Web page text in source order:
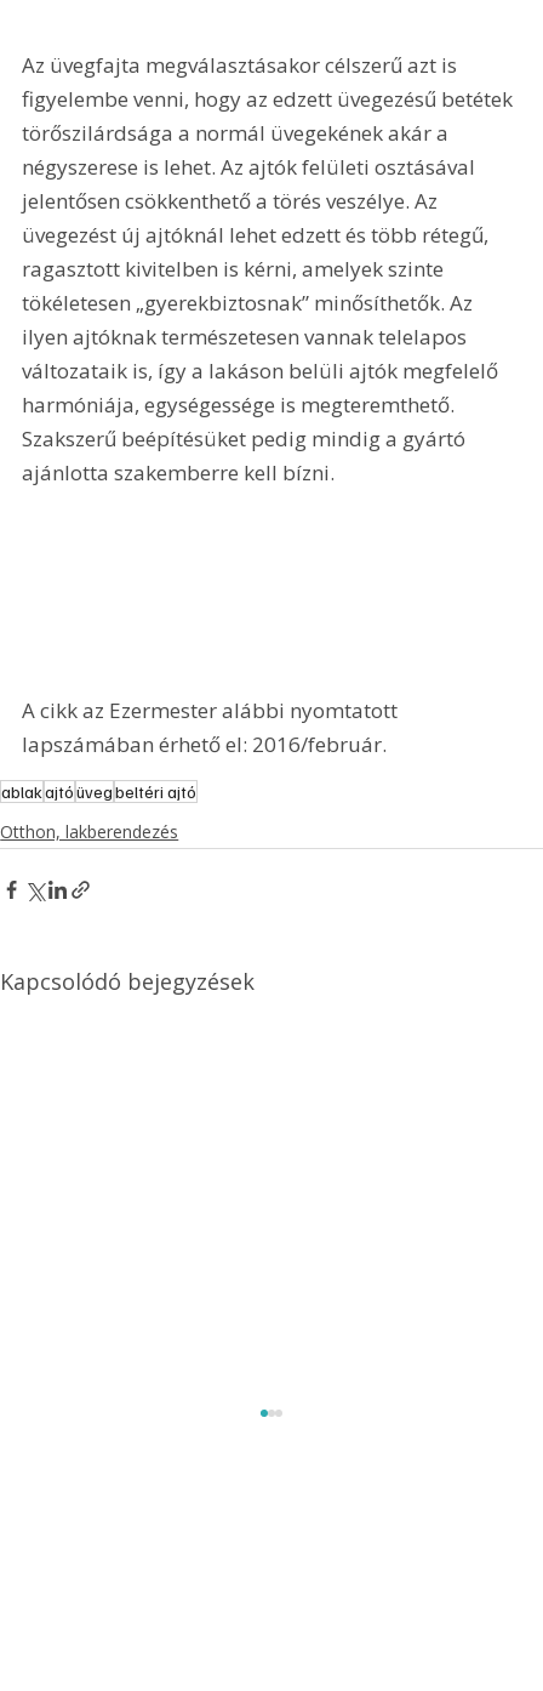
Az üvegfajta megválasztásakor célszerű azt is
figyelembe venni, hogy az edzett üvegezésű betétek
törőszilárdsága a normál üvegekének akár a
négyszerese is lehet. Az ajtók felületi osztásával
jelentősen csökkenthető a törés veszélye. Az
üvegezést új ajtóknál lehet edzett és több rétegű,
ragasztott kivitelben is kérni, amelyek szinte
tökéletesen „gyerekbiztosnak” minősíthetők. Az
ilyen ajtóknak természetesen vannak telelapos
változataik is, így a lakáson belüli ajtók megfelelő
harmóniája, egységessége is megteremthető.
Szakszerű beépítésüket pedig mindig a gyártó
ajánlotta szakemberre kell bízni.
A cikk az Ezermester alábbi nyomtatott
lapszámában érhető el: 2016/február.
ablakajtóüvegbeltéri ajtó
Otthon, lakberendezés
Kapcsolódó bejegyzések